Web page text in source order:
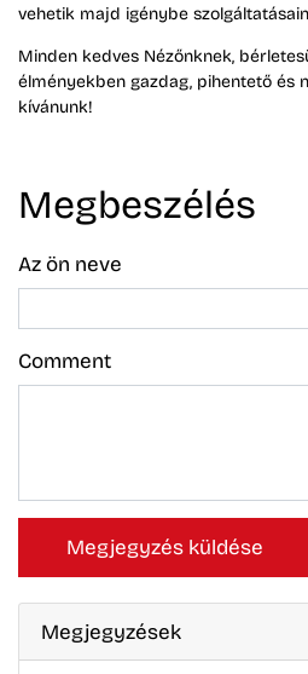
vehetik majd igénybe
Minden kedves Nézőnknek,
élményekben gazdag, pihentető és
kívánunk!